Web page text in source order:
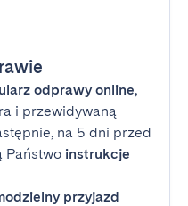
odprawy online,
i przewidywaną
na 5 dni przed
Państwo instrukcje
przyjazd